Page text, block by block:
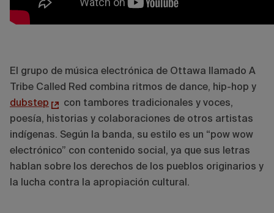
El grupo de música electrónica de Ottawa llamado A
Tribe Called Red combina ritmos de dance, hip-hop y
dubstep
con tambores tradicionales y voces,
poesía, historias y colaboraciones de otros artistas
indígenas. Según la banda, su estilo es un “pow wow
electrónico” con contenido social, ya que sus letras
hablan sobre los derechos de los pueblos originarios y
la lucha contra la apropiación cultural.